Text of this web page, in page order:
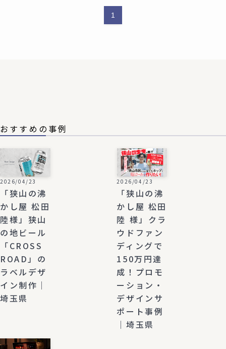
1
おすすめの事例
2026/04/23
「狭山の沸
かし屋 松田
陸様」狭山
の地ビール
「CROSS
ROAD」の
ラベルデザ
イン制作｜
埼玉県
2026/04/23
「狭山の沸
かし屋 松田
陸 様」クラ
ウドファン
ディングで
150万円達
成！プロモ
ーション・
デザインサ
ポート事例
｜埼玉県